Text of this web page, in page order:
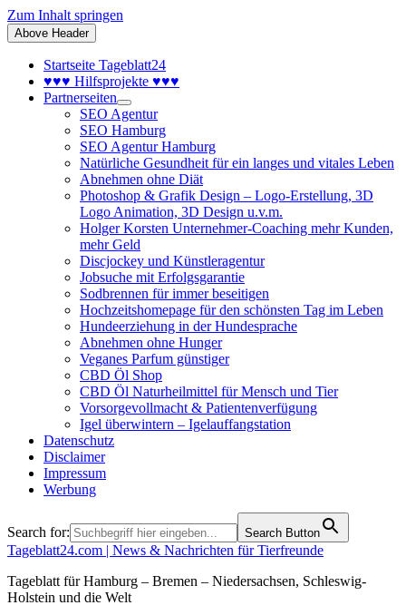
Zum Inhalt springen
Above Header
Startseite Tageblatt24
♥♥♥ Hilfsprojekte ♥♥♥
Partnerseiten
SEO Agentur
SEO Hamburg
SEO Agentur Hamburg
Natürliche Gesundheit für ein langes und vitales Leben
Abnehmen ohne Diät
Photoshop & Grafik Design – Logo-Erstellung, 3D
Logo Animation, 3D Design u.v.m.
Holger Korsten Unternehmer-Coaching mehr Kunden,
mehr Geld
Discjockey und Künstleragentur
Jobsuche mit Erfolgsgarantie
Sodbrennen für immer beseitigen
Hochzeitshomepage für den schönsten Tag im Leben
Hundeerziehung in der Hundesprache
Abnehmen ohne Hunger
Veganes Parfum günstiger
CBD Öl Shop
CBD Öl Naturheilmittel für Mensch und Tier
Vorsorgevollmacht & Patientenverfügung
Igel überwintern – Igelauffangstation
Datenschutz
Disclaimer
Impressum
Werbung
Search for: Search Button
Tageblatt24.com | News & Nachrichten für Tierfreunde
Tageblatt für Hamburg – Bremen – Niedersachsen, Schleswig-
Holstein und die Welt